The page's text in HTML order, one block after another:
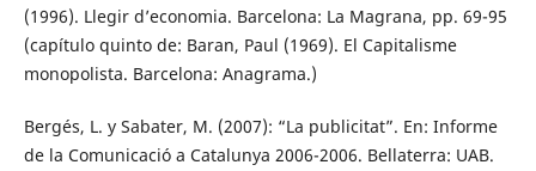
(1996). Llegir d’economia. Barcelona: La Magrana, pp. 69-95
(capítulo quinto de: Baran, Paul (1969). El Capitalisme
monopolista. Barcelona: Anagrama.)
Bergés, L. y Sabater, M. (2007): “La publicitat”. En: Informe
de la Comunicació a Catalunya 2006-2006. Bellaterra: UAB.